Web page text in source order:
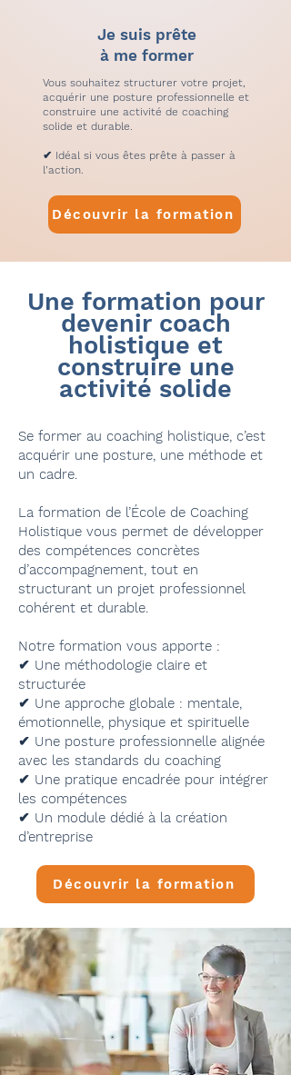
Je suis prête
à me former
Vous souhaitez structurer votre projet,
acquérir une posture professionnelle et
construire une activité de coaching
solide et durable.
✔ Idéal si vous êtes prête à passer à
l’action.
Découvrir la formation
Une formation pour
devenir coach
holistique et
construire une
activité solide
Se former au coaching holistique, c’est
acquérir une posture, une méthode et
un cadre.
La formation de l’École de Coaching
Holistique vous permet de développer
des compétences concrètes
d’accompagnement, tout en
structurant un projet professionnel
cohérent et durable.
Notre formation vous apporte :
✔ Une méthodologie claire et
structurée
✔ Une approche globale : mentale,
émotionnelle, physique et spirituelle
✔ Une posture professionnelle alignée
avec les standards du coaching
✔ Une pratique encadrée pour intégrer
les compétences
✔ Un module dédié à la création
d’entreprise
Découvrir la formation